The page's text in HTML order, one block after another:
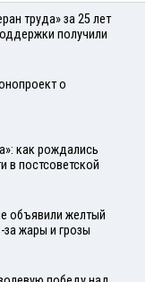
труда» за 25 лет
получили
о
как рождались
в постсоветской
объявили желтый
за жары и грозы